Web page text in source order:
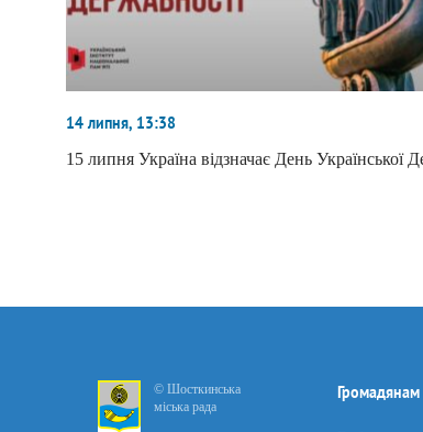
14 липня, 13:38
15 липня Україна відзначає День Української
© Шосткинська
міська рада
Громадянам